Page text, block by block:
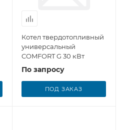
Котел твердотопливный
универсальный
COMFORT G 30 кВт
По запросу
ПОД ЗАКАЗ